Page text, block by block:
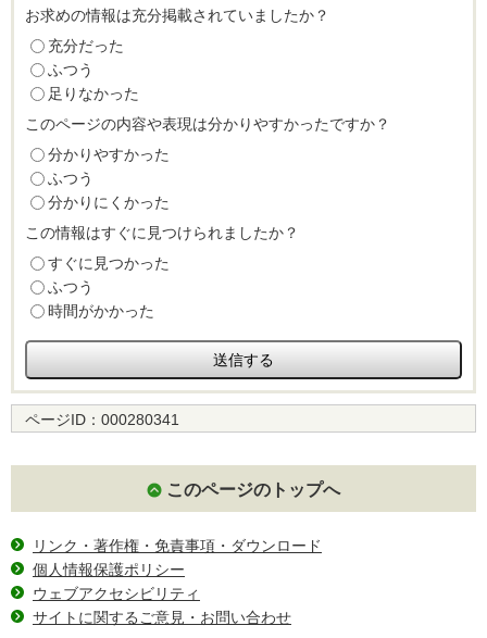
お求めの情報は充分掲載されていましたか？
充分だった
ふつう
足りなかった
このページの内容や表現は分かりやすかったですか？
分かりやすかった
ふつう
分かりにくかった
この情報はすぐに見つけられましたか？
すぐに見つかった
ふつう
時間がかかった
ページID： 000280341
このページのトップへ
リンク・著作権・免責事項・ダウンロード
個人情報保護ポリシー
ウェブアクセシビリティ
サイトに関するご意見・お問い合わせ